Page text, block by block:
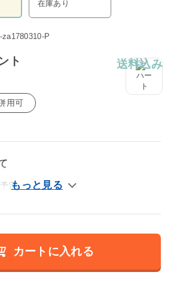
在庫あり
P
ト 送料込み
用可
定
カートに入れる